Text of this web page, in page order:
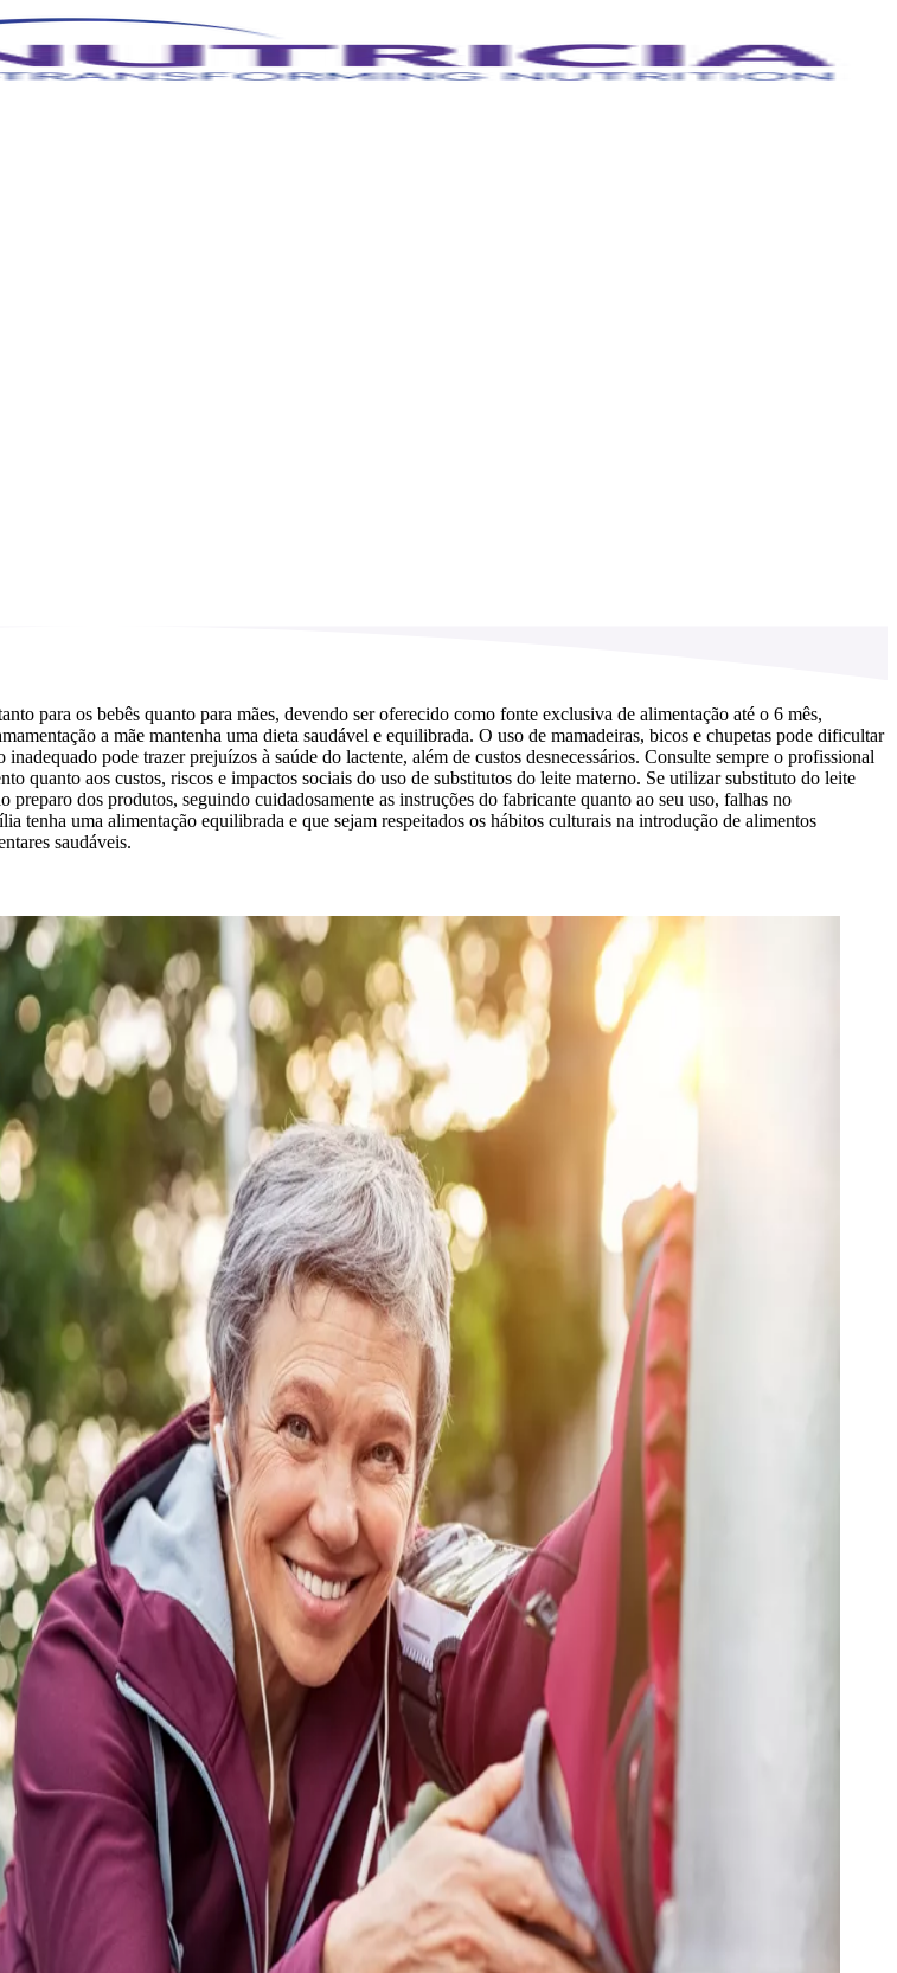
para os bebês quanto para mães, devendo ser oferecido como fonte exclusiva de alimentação até o 6 mês,
a mãe mantenha uma dieta saudável e equilibrada. O uso de mamadeiras, bicos e chupetas pode dificultar
pode trazer prejuízos à saúde do lactente, além de custos desnecessários. Consulte sempre o profissional
quanto aos custos, riscos e impactos sociais do uso de substitutos do leite materno. Se utilizar substituto do leite
dos produtos, seguindo cuidadosamente as instruções do fabricante quanto ao seu uso, falhas no
tenha uma alimentação equilibrada e que sejam respeitados os hábitos culturais na introdução de alimentos
saudáveis.